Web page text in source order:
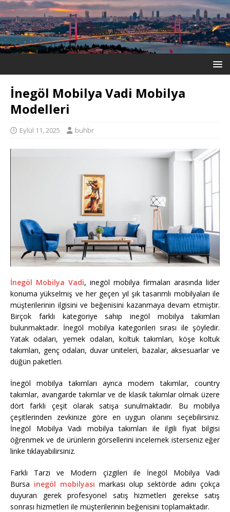
İnegöl Mobilya Vadi Mobilya
Modelleri
Eylül 11, 2025 buhbr
İnegöl Mobilya Vadi, inegöl mobilya firmaları arasında lider
konuma yükselmiş ve her geçen yıl şık tasarımlı mobilyaları ile
müşterilerinin ilgisini ve beğenisini kazanmaya devam etmiştir.
Birçok farklı kategoriye sahip inegöl mobilya takımları
bulunmaktadır. İnegöl mobilya kategorileri sırası ile şöyledir.
Yatak odaları, yemek odaları, koltuk takımları, köşe koltuk
takımları, genç odaları, duvar üniteleri, bazalar, aksesuarlar ve
düğün paketleri.
İnegöl mobilya takımları ayrıca modern takımlar, country
takımlar, avangarde takımlar ve de klasik takımlar olmak üzere
dört farklı çeşit olarak satışa sunulmaktadır. Bu mobilya
çeşitlerinden zevkinize göre en uygun olanını seçebilirsiniz.
İnegöl Mobilya Vadi mobilya takımları ile ilgili fiyat bilgisi
öğrenmek ve de ürünlerin görsellerini incelemek isterseniz eğer
linke tıklayabilirsiniz.
Farklı Tarzı ve Modern çizgileri ile İnegöl Mobilya Vadi
Bursa inegöl mobilyası markası olup sektörde adını çokça
duyuran gerek profesyonel satış hizmetleri gerekse satış
sonrası hizmetleri ile müşterilerinin beğenisini toplamaktadır.